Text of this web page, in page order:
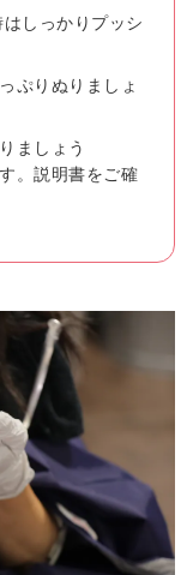
しっかりプッシ
ぷりぬりましょ
ましょう
。説明書をご確